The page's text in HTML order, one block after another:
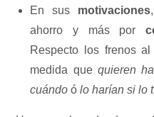
En sus motivaciones
ahorro y más por
Respecto los frenos
medida que quieren
cuándo ólo harían si lo